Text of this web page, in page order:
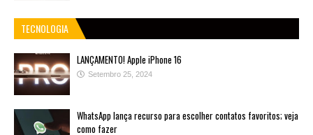
TECNOLOGIA
LANÇAMENTO! Apple iPhone 16
Setembro 25, 2024
WhatsApp lança recurso para escolher contatos favoritos; veja
como fazer